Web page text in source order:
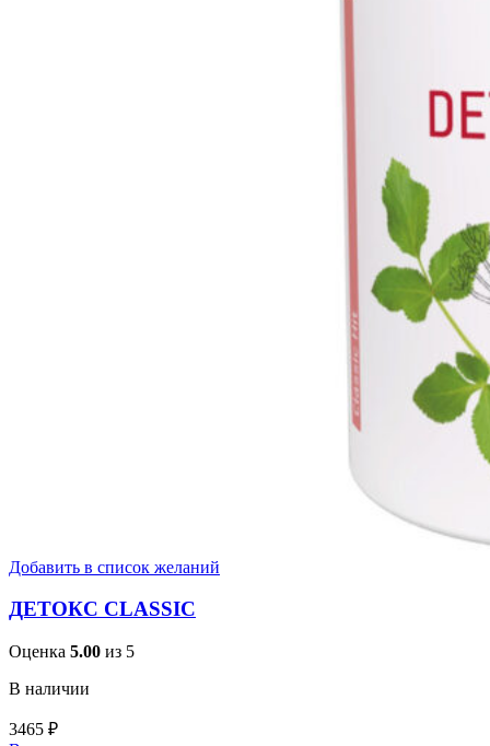
Добавить в список желаний
ДЕТОКС CLASSIC
Оценка 5.00 из 5
В наличии
3465 ₽